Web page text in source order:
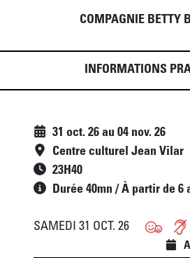
COMPAGNIE BETTY
INFORMATIONS
31 oct. 26 au 04 nov. 26
Centre culturel Jean Vilar
23H40
Durée 40mn / À partir de 6
SAMEDI 31 OCT. 26